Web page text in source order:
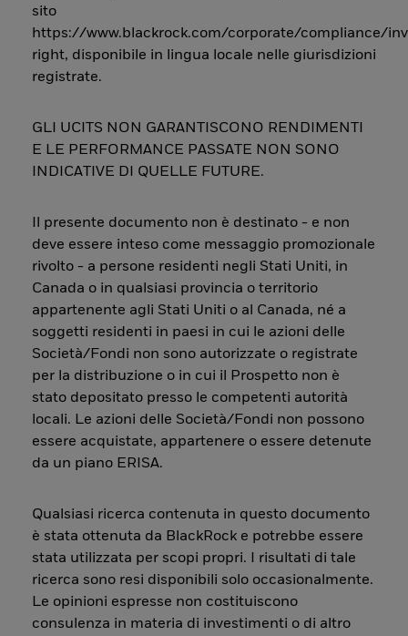
sito
https://www.blackrock.com/corporate/compliance/
right, disponibile in lingua locale nelle giurisdizioni
registrate.
GLI UCITS NON GARANTISCONO RENDIMENTI
E LE PERFORMANCE PASSATE NON SONO
INDICATIVE DI QUELLE FUTURE.
Il presente documento non è destinato - e non
deve essere inteso come messaggio promozionale
rivolto - a persone residenti negli Stati Uniti, in
Canada o in qualsiasi provincia o territorio
appartenente agli Stati Uniti o al Canada, né a
soggetti residenti in paesi in cui le azioni delle
Società/Fondi non sono autorizzate o registrate
per la distribuzione o in cui il Prospetto non è
stato depositato presso le competenti autorità
locali. Le azioni delle Società/Fondi non possono
essere acquistate, appartenere o essere detenute
da un piano ERISA.
Qualsiasi ricerca contenuta in questo documento
è stata ottenuta da BlackRock e potrebbe essere
stata utilizzata per scopi propri. I risultati di tale
ricerca sono resi disponibili solo occasionalmente.
Le opinioni espresse non costituiscono
consulenza in materia di investimenti o di altro